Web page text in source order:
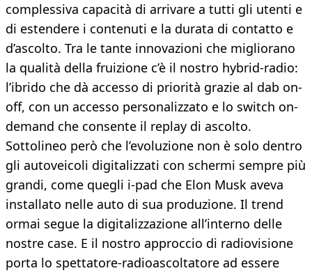
complessiva capacità di arrivare a tutti gli utenti e
di estendere i contenuti e la durata di contatto e
d’ascolto. Tra le tante innovazioni che migliorano
la qualità della fruizione c’è il nostro hybrid-radio:
l’ibrido che dà accesso di priorità grazie al dab on-
off, con un accesso personalizzato e lo switch on-
demand che consente il replay di ascolto.
Sottolineo però che l’evoluzione non è solo dentro
gli autoveicoli digitalizzati con schermi sempre più
grandi, come quegli i-pad che Elon Musk aveva
installato nelle auto di sua produzione. Il trend
ormai segue la digitalizzazione all’interno delle
nostre case. E il nostro approccio di radiovisione
porta lo spettatore-radioascoltatore ad essere